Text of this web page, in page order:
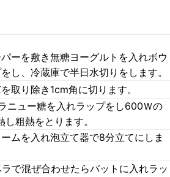
ーを敷き無糖ヨーグルトを入れボウ
し、冷蔵庫で半日水切りをします。
取り除き1cm角に切ります。
ニュー糖を入れラップをし600Ｗの
粗熱をとります。
ムを入れ泡立て器で8分立てにしま
で混ぜ合わせたらバットに入れラッ